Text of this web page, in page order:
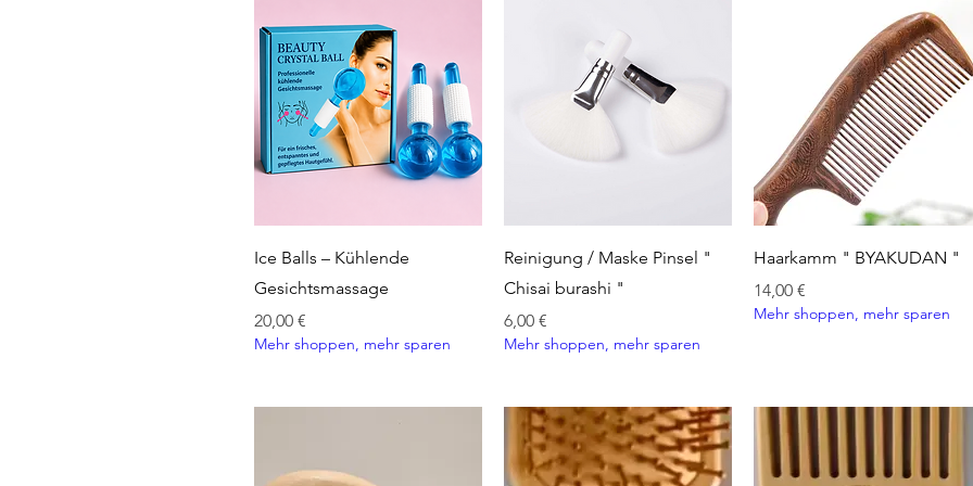
GLYCERIN,
HYDROLYZED
BENZOATE,
SORBATE,
HEXYL
LIMONENE,
ISOMETHYL
Schnellansicht
Ice Balls – Kühlende
Gesichtsmassage
Preis
20,00 €
Mehr shoppen, mehr sparen
Schnellansicht
Reinigung / Maske Pinsel "
Chisai burashi "
Preis
6,00 €
Mehr shoppen, mehr sparen
Schnellansicht
Haarkamm " BYAKUDAN "
Preis
14,00 €
Mehr shoppen, mehr sparen